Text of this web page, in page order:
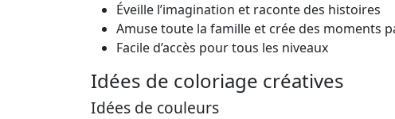
Éveille l’imagination et raconte des histoires
Amuse toute la famille et crée des moments
Facile d’accès pour tous les niveaux
Idées de coloriage créatives
Idées de couleurs